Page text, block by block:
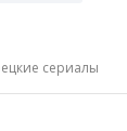
сериалы